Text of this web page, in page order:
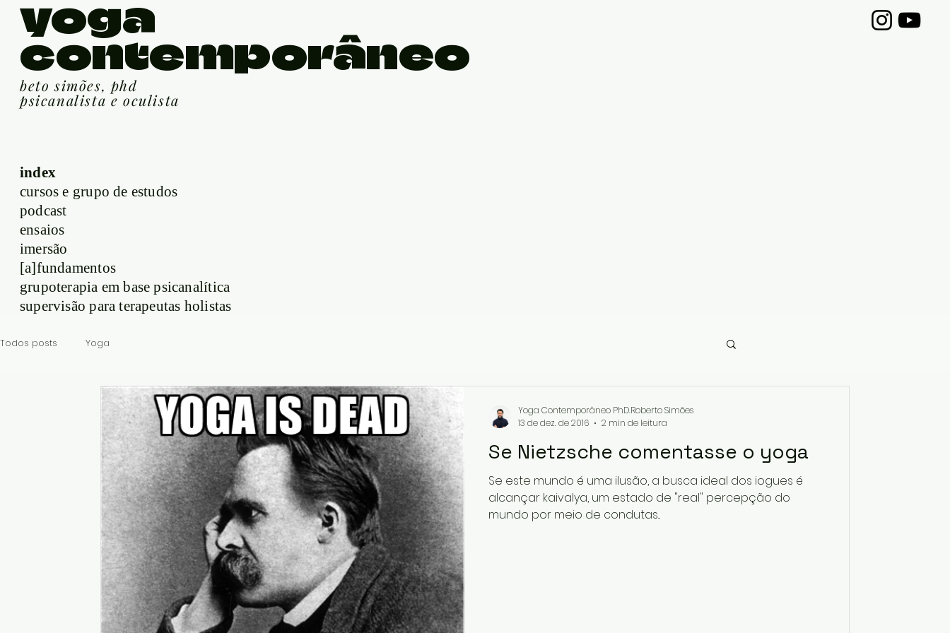
yoga
contemporâneo
beto simões, phd
psicanalista e oculista
index
cursos e grupo de estudos
podcast
ensaios
imersão
[a]fundamentos
grupoterapia em base psicanalítica
supervisão para terapeutas holistas
Todos posts Yoga
Se Nietzsche comentasse o yoga
Se este mundo é uma ilusão, a busca ideal dos iogues é
alcançar kaivalya, um estado de "real" percepção do
mundo por meio de condutas...
Yoga Contemporâneo PhD.Roberto Simões
13 de dez. de 2016
2 min de leitura